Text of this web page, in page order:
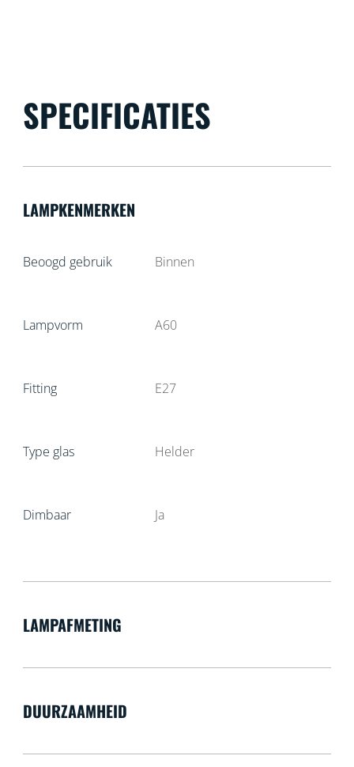
SPECIFICATIES
LAMPKENMERKEN
Beoogd gebruik Binnen
Lampvorm A60
Fitting E27
Type glas Helder
Dimbaar Ja
LAMPAFMETING
DUURZAAMHEID